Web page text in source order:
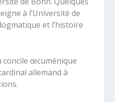
à l’Université de
et l’histoire
concile œcuménique
allemand à